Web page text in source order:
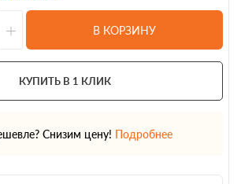
+ В КОРЗИНУ
КУПИТЬ В 1 КЛИК
Снизим цену! Подробнее